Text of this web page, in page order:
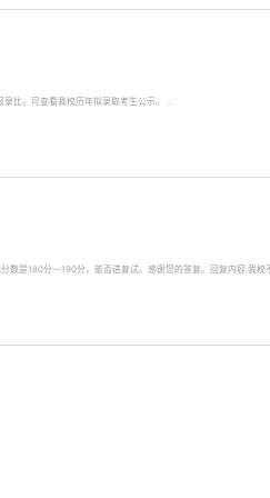
比，可查看我校历年拟录取考生公示。 ...
数是180分—190分，能否进复试。感谢您的答复。回复内容:我校